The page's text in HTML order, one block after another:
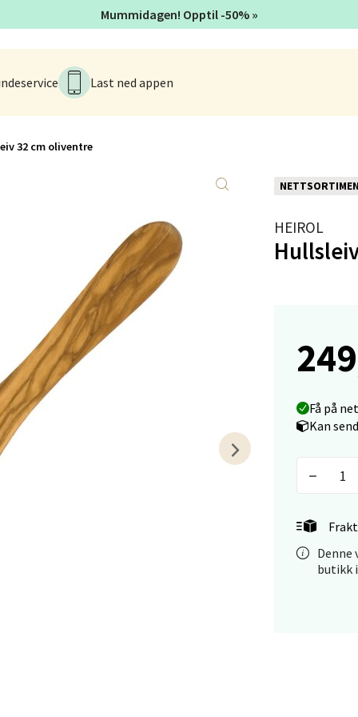
Last ned appen
32 cm oliventre
HEIROL
Få på
Kan
Denne
butikk
Mummidagen! Opptil -50% »
16, 4016 Stavanger
10-18
og Sandnes - Kvadrat
1, 4313 Sandnes
- Thon Senter Lagunen
1, 5239 Bergen
- Markens
markensgate 25B, 4611 Kristiansand
10-17
Jæren - M44